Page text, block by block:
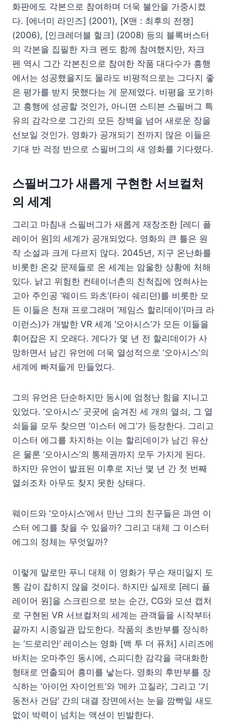
화판에도 각본으로 참여하며 더욱 불안을 가중시켰
다. [에너미 라인즈] (2001), [X맨 : 최후의 전쟁]
(2006), [인크레더블 헐크] (2008) 등의 블록버스터
의 각본을 집필한 자크 펜도 함께 참여했지만, 자크
펜 역시 그간 각본진으로 참여한 작품 대다수가 흥행
에서는 성공했을지도 몰라도 비평적으로는 그다지 좋
은 평가를 받지 못했다는 게 문제였다. 비평을 포기하
고 흥행에 성공할 것인가, 아니면 스티븐 스필버그 특
유의 감각으로 그간의 모든 장벽을 넘어 새로운 장을
선보일 것인가. 영화가 공개되기 전까지 많은 이들은
기대 반 걱정 반으로 스필버그의 새 영화를 기다렸다.
스필버그가 새롭게 구현한 서브컬처
의 세계
그리고 마침내 스필버그가 새롭게 재창조한 [레디 플
레이어 원]의 세계가 공개되었다. 영화의 큰 틀은 원
작 소설과 크게 다르지 않다. 2045년, 지구 온난화를
비롯한 온갖 문제들로 온 세계는 암울한 상황에 처해
있다. 낡고 위험한 컨테이너촌의 친척집에 얹혀사는
고아 주인공 ‘웨이드 와츠’(타이 쉐리던)를 비롯한 모
든 이들은 천재 프로그래머 ‘제임스 할리데이’(마크 라
이런스)가 개발한 VR 세계 ‘오아시스’가 모든 이들을
휘어잡은 지 오래다. 게다가 몇 년 전 할리데이가 사
망하면서 남긴 유언에 더욱 열성적으로 ‘오아시스’의
세계에 빠져들게 만들었다.
그의 유언은 단순하지만 동시에 엄청난 힘을 지니고
있었다. ‘오아시스’ 곳곳에 숨겨진 세 개의 열쇠, 그 열
쇠들을 모두 찾으면 ‘이스터 에그’가 등장한다. 그리고
이스터 에그를 차지하는 이는 할리데이가 남긴 유산
은 물론 ‘오아시스’의 통제권까지 모두 가지게 된다.
하지만 유언이 발표된 이후로 지난 몇 년 간 첫 번째
열쇠조차 아무도 찾지 못한 상태다.
웨이드와 ‘오아시스’에서 만난 그의 친구들은 과연 이
스터 에그를 찾을 수 있을까? 그리고 대체 그 이스터
에그의 정체는 무엇일까?
이렇게 말로만 푸니 대체 이 영화가 무슨 재미일지 도
통 감이 잡히지 않을 것이다. 하지만 실제로 [레디 플
레이어 원]을 스크린으로 보는 순간, CG와 모션 캡처
로 구현된 VR 서브컬처의 세계는 관객들을 시작부터
끝까지 시종일관 압도한다. 작품의 초반부를 장식하
는 ‘드로리안’ 레이스는 영화 [백 투 더 퓨처] 시리즈에
바치는 오마주인 동시에, 스피디한 감각을 극대화한
형태로 연출되어 흥미를 낳는다. 영화의 후반부를 장
식하는 ‘아이언 자이언트’와 ‘메카 고질라’, 그리고 ‘기
동전사 건담’ 간의 대결 장면에서는 눈을 깜빡일 새도
없이 박력이 넘치는 액션이 빈발한다.